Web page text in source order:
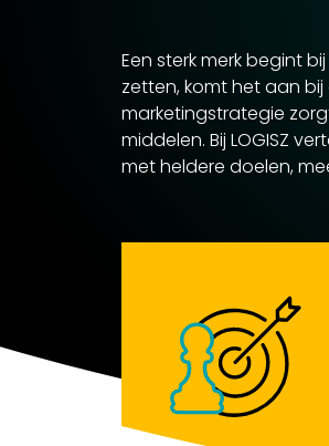
Een sterk merk begint
zetten, komt het aan
marketingstrategie
middelen. Bij LOGISZ
met heldere doelen,